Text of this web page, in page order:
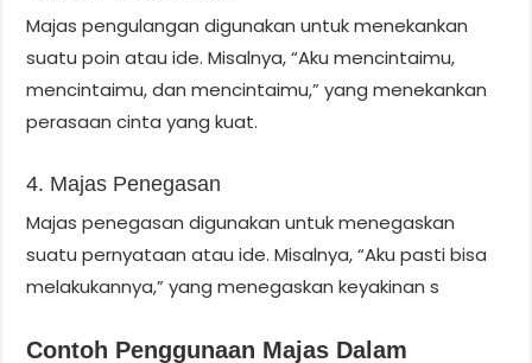
Majas pengulangan digunakan untuk menekankan
suatu poin atau ide. Misalnya, “Aku mencintaimu,
mencintaimu, dan mencintaimu,” yang menekankan
perasaan cinta yang kuat.
4. Majas Penegasan
Majas penegasan digunakan untuk menegaskan
suatu pernyataan atau ide. Misalnya, “Aku pasti bisa
melakukannya,” yang menegaskan keyakinan s
Contoh Penggunaan Majas Dalam